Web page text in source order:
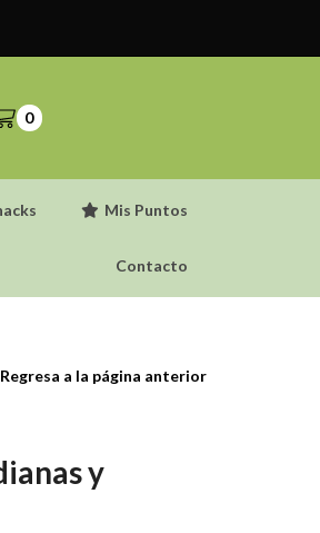
0
Mis Puntos
Contacto
Regresa a la página anterior
y